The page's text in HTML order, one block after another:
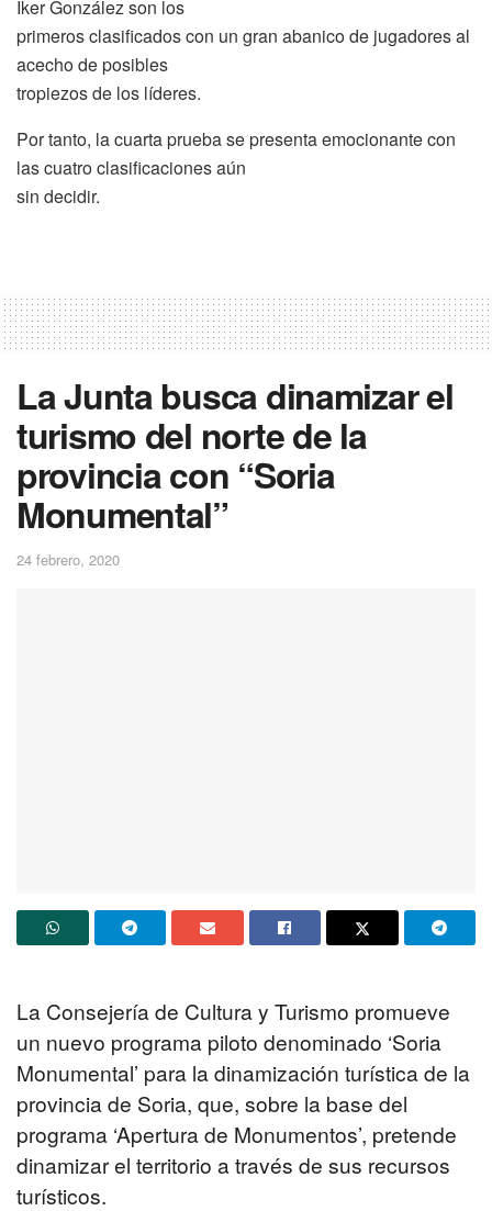
Iker González son los
primeros clasificados con un gran abanico de jugadores al
acecho de posibles
tropiezos de los líderes.
Por tanto, la cuarta prueba se presenta emocionante con
las cuatro clasificaciones aún
sin decidir.
La Junta busca dinamizar el
turismo del norte de la
provincia con “Soria
Monumental”
24 febrero, 2020
La Consejería de Cultura y Turismo promueve
un nuevo programa piloto denominado ‘Soria
Monumental’ para la dinamización turística de la
provincia de Soria, que, sobre la base del
programa ‘Apertura de Monumentos’, pretende
dinamizar el territorio a través de sus recursos
turísticos.